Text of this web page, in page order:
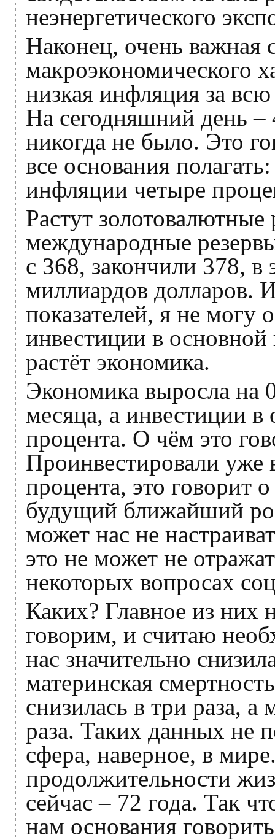
неэнергетического
Наконец, очень важная
макроэкономического
низкая инфляция за
На сегодняшний день –
никогда не было. Это
все основания
инфляции четыре
Растут
международные
с 368, закончили 378,
миллиардов долларов.
показателей, я не могу
инвестиции в основной
растёт экономика.
Экономика выросла на
месяца, а инвестиции в
процента. О чём это
Проинвестировали уже
процента, это говорит
будущий ближайший
может нас не
это не может не
некоторых вопросах
Каких? Главное из
говорим, и считаю
нас значительно
материнская
снизилась в три раза, а
раза. Таких данных не
сфера, наверное, в
продолжительности
сейчас – 72 года. Так
нам основания